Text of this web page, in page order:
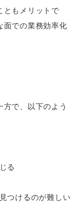
ともメリットで
面での業務効率化
で、以下のよう
る
つけるのが難しい